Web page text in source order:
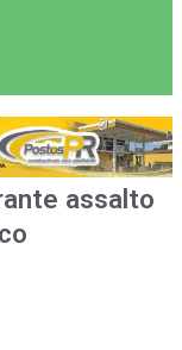
assalto